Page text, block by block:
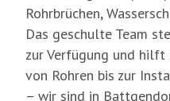
Rohrbrüchen,
Das geschulte Team
zur Verfügung und hilft
von Rohren bis zur
– wir sind in